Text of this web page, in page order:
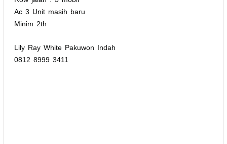
Ac 3 Unit masih baru
Minim 2th
Lily Ray White Pakuwon Indah
0812 8999 3411